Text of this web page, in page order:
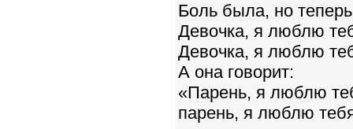
Боль была, но
Девочка, я люблю
Девочка, я люблю
А она говорит:
«Парень, я люблю
парень, я люблю